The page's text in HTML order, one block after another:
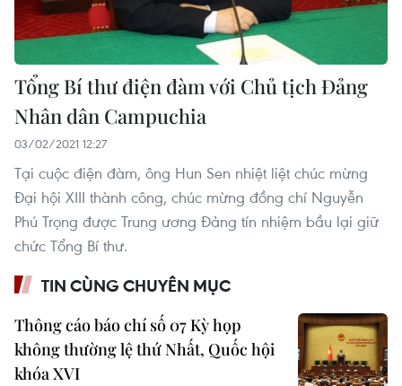
Tổng Bí thư điện đàm với Chủ tịch Đảng
Nhân dân Campuchia
03/02/2021 12:27
Tại cuộc điện đàm, ông Hun Sen nhiệt liệt chúc mừng
Đại hội XIII thành công, chúc mừng đồng chí Nguyễn
Phú Trọng được Trung ương Đảng tín nhiệm bầu lại giữ
chức Tổng Bí thư.
TIN CÙNG CHUYÊN MỤC
Thông cáo báo chí số 07 Kỳ họp
không thường lệ thứ Nhất, Quốc hội
khóa XVI